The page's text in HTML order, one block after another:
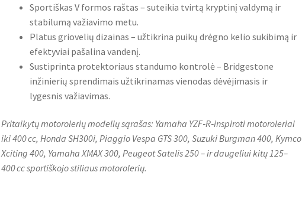
Sportiškas V formos raštas – suteikia tvirtą kryptinį valdymą ir
stabilumą važiavimo metu.
Platus griovelių dizainas – užtikrina puikų drėgno kelio sukibimą ir
efektyviai pašalina vandenį.
Sustiprinta protektoriaus standumo kontrolė – Bridgestone
inžinierių sprendimais užtikrinamas vienodas dėvėjimasis ir
lygesnis važiavimas.
Pritaikytų motorolerių modelių sąrašas: Yamaha YZF‑R‑inspiroti motoroleriai
iki 400 cc, Honda SH300i, Piaggio Vespa GTS 300, Suzuki Burgman 400, Kymco
Xciting 400, Yamaha XMAX 300, Peugeot Satelis 250 – ir daugeliui kitų 125–
400 cc sportiškojo stiliaus motorolerių.